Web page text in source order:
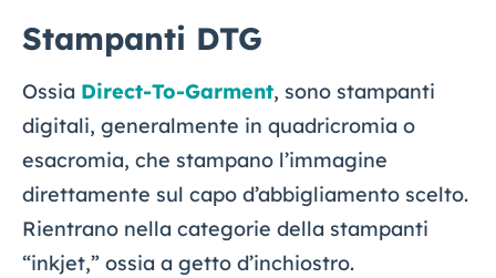
Stampanti DTG
Ossia Direct-To-Garment, sono stampanti
digitali, generalmente in quadricromia o
esacromia, che stampano l’immagine
direttamente sul capo d’abbigliamento scelto.
Rientrano nella categorie della stampanti
“inkjet,” ossia a getto d’inchiostro.